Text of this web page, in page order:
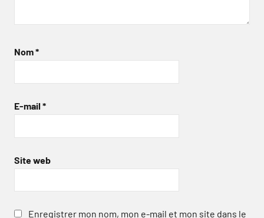
Nom*
E-mail *
Site web
Enregistrer mon nom, mon e-mail et mon site dans le